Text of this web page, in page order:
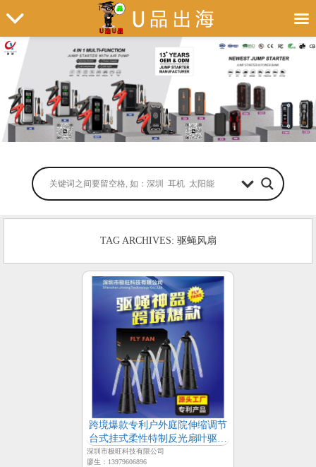
TAG ARCHIVES: 驱蝇风扇
跨境爆款专利户外庭院伸缩调节
台式挂式柔性特制反光扇叶驱蝇
风扇
深圳市极旺科技有限公司
廖生：13979606896